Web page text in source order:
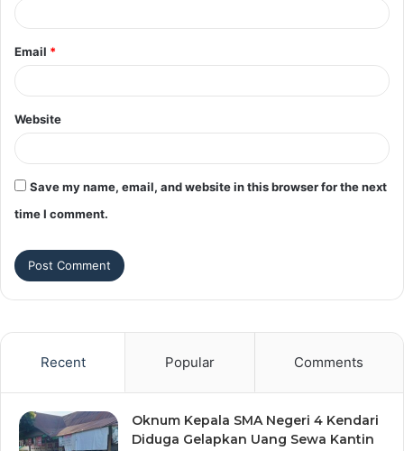
Email *
Website
Save my name, email, and website in this browser for the next
time I comment.
Recent Popular Comments
Oknum Kepala SMA Negeri 4 Kendari
Diduga Gelapkan Uang Sewa Kantin